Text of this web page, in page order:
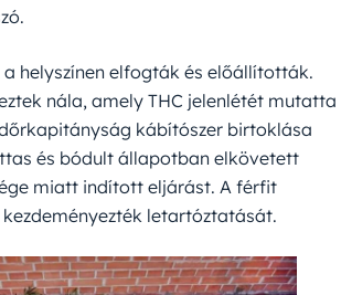
helyszínen elfogták és előállították.
nála, amely THC jelenlétét mutatta
kábítószer birtoklása
és bódult állapotban elkövetett
miatt indított eljárást. A férfit
letartóztatását.